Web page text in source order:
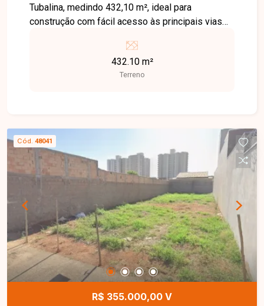
Tubalina, medindo 432,10 m², ideal para
construção com fácil acesso às principais vias
432.10 m²
Terreno
Cód. 48041
R$ 355.000,00 V